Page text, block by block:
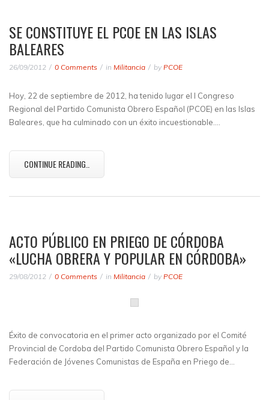
SE CONSTITUYE EL PCOE EN LAS ISLAS
BALEARES
26/09/2012 0 Comments in Militancia by PCOE
Hoy, 22 de septiembre de 2012, ha tenido lugar el I Congreso
Regional del Partido Comunista Obrero Español (PCOE) en las Islas
Baleares, que ha culminado con un éxito incuestionable.…
CONTINUE READING..
ACTO PÚBLICO EN PRIEGO DE CÓRDOBA
«LUCHA OBRERA Y POPULAR EN CÓRDOBA»
29/08/2012 0 Comments in Militancia by PCOE
Éxito de convocatoria en el primer acto organizado por el Comité
Provincial de Cordoba del Partido Comunista Obrero Español y la
Federación de Jóvenes Comunistas de España en Priego de…